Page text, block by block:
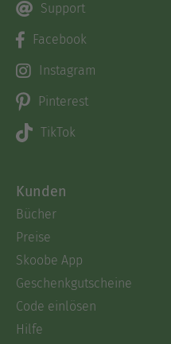
Support
Facebook
Instagram
Pinterest
TikTok
Kunden
Bücher
Preise
Skoobe App
Geschenkgutscheine
Code einlösen
Hilfe